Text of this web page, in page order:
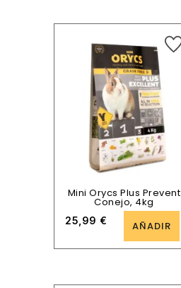
Mini Orycs Plus Prevent
Conejo, 4kg
25,99 € AÑADIR